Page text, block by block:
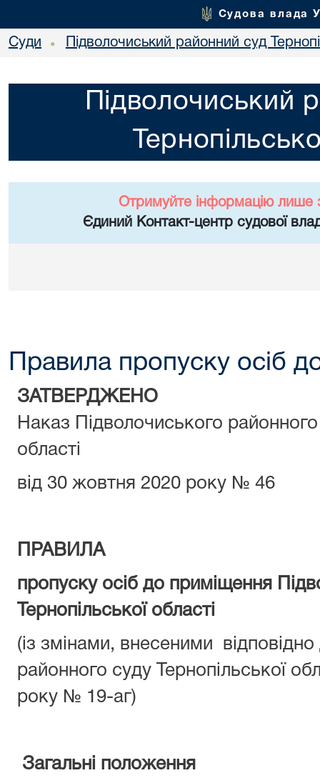
Судова влада
Суди • Підволочиський районний суд
Підволочиський
Отримуйте інформацію лише
Єдиний Контакт-центр судової
Правила пропуску осіб
ЗАТВЕРДЖЕНО
Наказ Підволочиського
області
від 30 жовтня 2020 року № 46
ПРАВИЛА
пропуску осіб до приміщення
Тернопільської області
(із змінами, внесеними
районного суду Тернопільської
року № 19-аг)
Загальні положення